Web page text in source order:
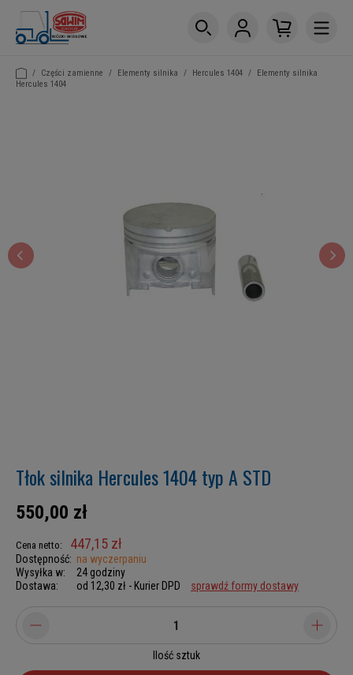
/ Części zamienne / Elementy silnika / Hercules 1404 /
Elementy silnika
Hercules 1404
Tłok silnika Hercules 1404 typ A STD
550,00 zł
Cena netto: 447,15 zł
Dostępność: na wyczerpaniu
Wysyłka w:
24 godziny
Dostawa:
od 12,30 zł - Kurier DPD sprawdź formy dostawy
Ilość sztuk